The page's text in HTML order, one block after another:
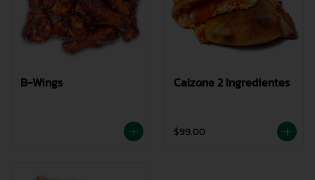
B-Wings Calzone 2 Ingredientes
$99.00